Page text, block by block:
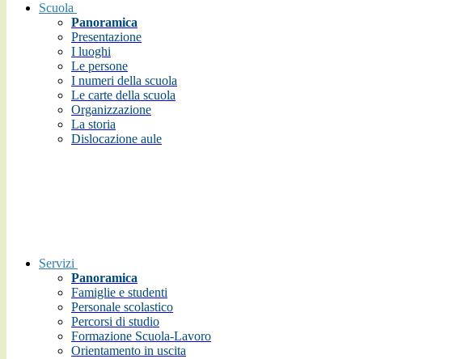
Scuola
Panoramica
Presentazione
I luoghi
Le persone
I numeri della scuola
Le carte della scuola
Organizzazione
La storia
Dislocazione aule
Servizi
Panoramica
Famiglie e studenti
Personale scolastico
Percorsi di studio
Formazione Scuola-Lavoro
Orientamento in uscita